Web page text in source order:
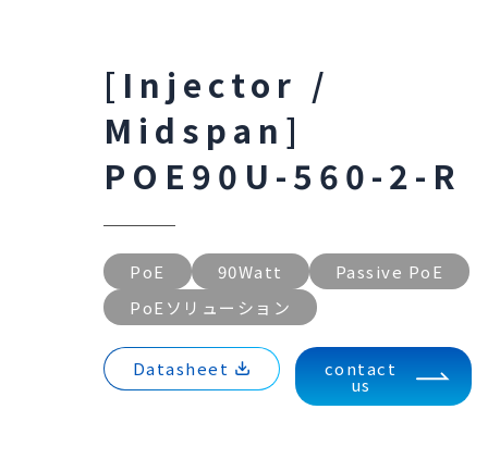
[Injector /
Midspan]
POE90U-560-2-R
PoE 90Watt
Passive PoE
PoEソリューション
Datasheet contact
us